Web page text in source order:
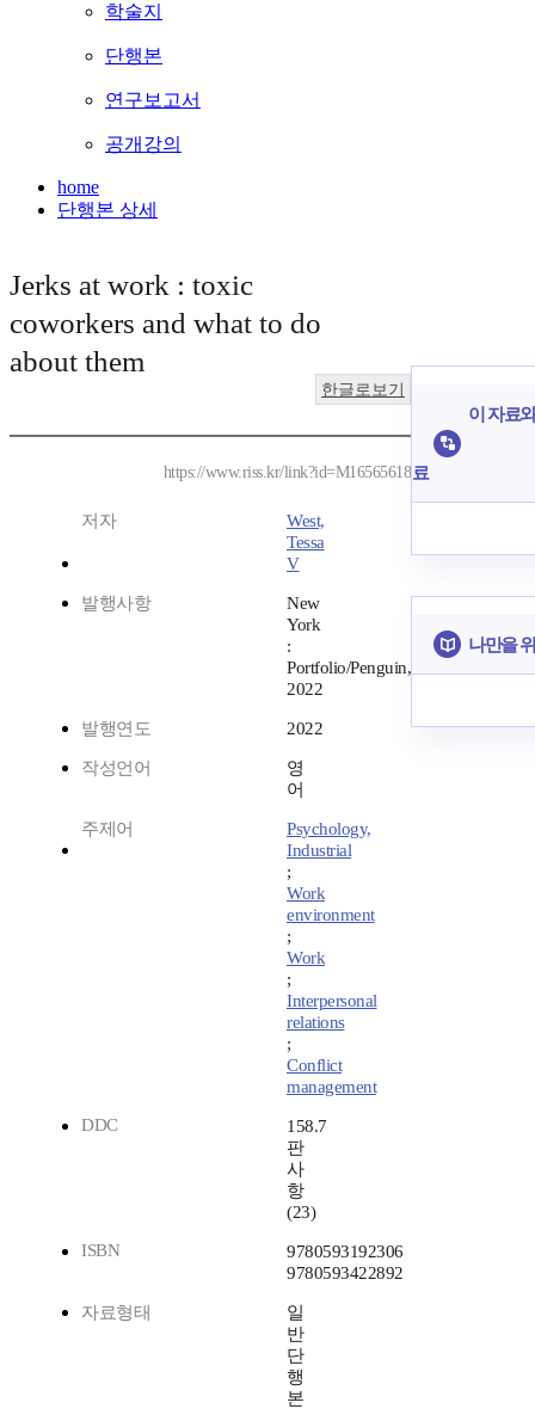
학술지
단행본
연구보고서
공개강의
home
단행본 상세
Jerks at work : toxic
coworkers and what to do
about them
한글로보기
https://www.riss.kr/link?id=M16565618
저자
West,
Tessa
V
발행사항
New
York
:
Portfolio/Penguin,
2022
발행연도 2022
작성언어
영
어
주제어
Psychology,
Industrial
;
Work
environment
;
Work
;
Interpersonal
relations
;
Conflict
management
DDC
158.7
판
사
항
(23)
ISBN
9780593192306
9780593422892
자료형태
일
반
단
행
본
이 자료
료
나만을